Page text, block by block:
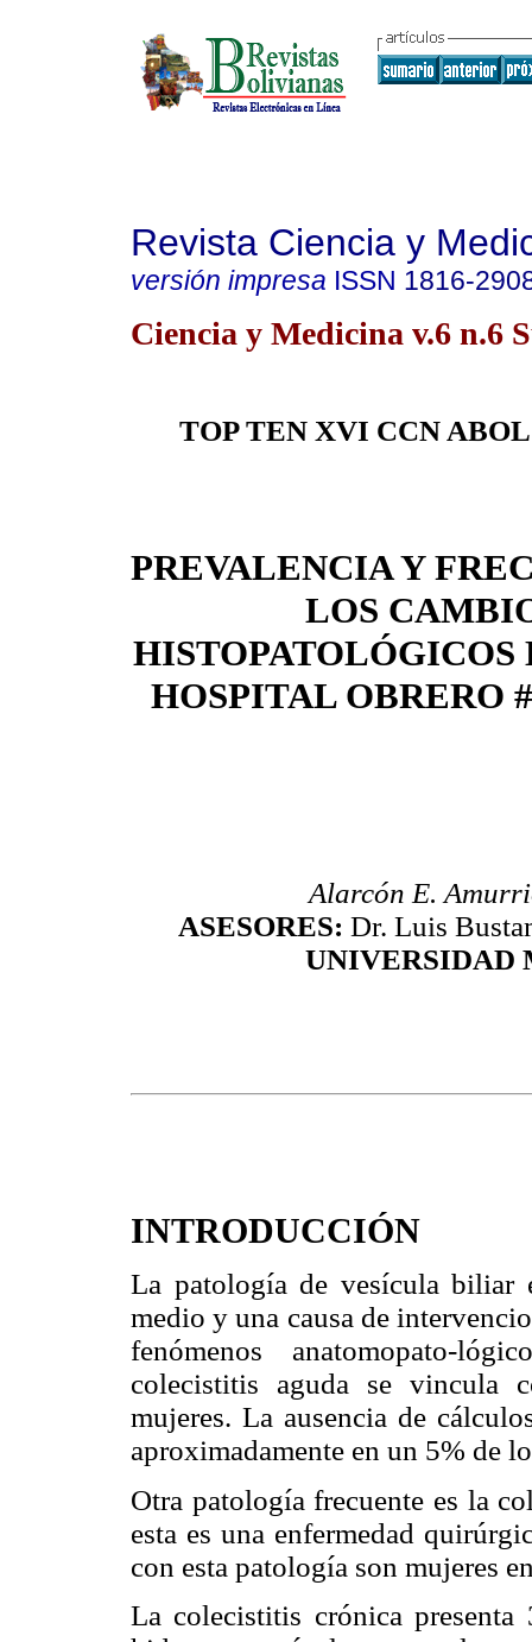
Revista Ciencia y
versión impresa ISSN 1816-
Ciencia y Medicina v.6 n.6
TOP TEN XVI CCN
PREVALENCIA Y
LOS
HOSPITAL OBRERO
Alarcón E.
ASESORES: Dr. Luis
UNIVERSIDAD
INTRODUCCIÓN
La patología de vesícula biliar
medio y una causa de
fenómenos anatomopato-
colecistitis aguda se vincula
mujeres. La ausencia de
aproximadamente en un 5% de
Otra patología frecuente es la
esta es una enfermedad
con esta patología son mujeres
La colecistitis crónica